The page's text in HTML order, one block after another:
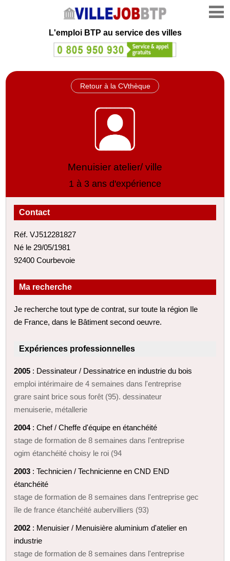
L'emploi BTP au service des villes
Retour à la CVthèque
Menuisier atelier/ ville
1 à 3 ans d'expérience
Contact
Réf. VJ512281827
Né le 29/05/1981
92400 Courbevoie
Ma recherche
Je recherche tout type de contrat, sur toute la région Ile
de France, dans le Bâtiment second oeuvre.
Expériences professionnelles
2005 : Dessinateur / Dessinatrice en industrie du bois
emploi intérimaire de 4 semaines dans l'entreprise
grare saint brice sous forêt (95). dessinateur
menuiserie, métallerie
2004: Chef / Cheffe d'équipe en étanchéité
stage de formation de 8 semaines dans l'entreprise
ogim étanchéité choisy le roi (94
2003 : Technicien / Technicienne en CND END
étanchéité
stage de formation de 8 semaines dans l'entreprise gec
île de france étanchéité aubervilliers (93)
2002 : Menuisier / Menuisière aluminium d'atelier en
industrie
stage de formation de 8 semaines dans l'entreprise